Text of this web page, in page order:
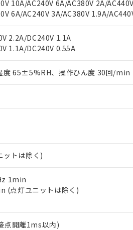
10A/AC240V 6A/AC380V 2A/
6A/AC240V 3A/AC380V 1.9A/
2.2A/DC240V 1.1A
1.1A/DC240V 0.55A
65±5%RH、操作ひん度 30回/min
ットは除く)
1min
(点灯ユニットは除く)
点開離1ms以内)
当社にご登録された部品リストについ
関するお客様との取引・商談に必要な
個人情報の共同利用に関して"
することができます。
証明書
）
証明するもので、過去に遡って非含
ル類４物質の対応では、対応完了ま
完了していることから、特段のこ
へお問い合わせください。
合意する キ